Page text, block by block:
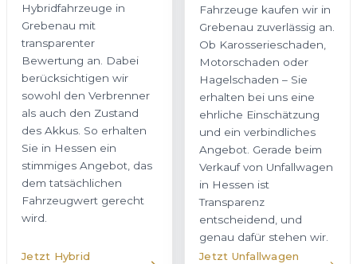
Hybridfahrzeuge in
Grebenau mit
transparenter
Bewertung an. Dabei
berücksichtigen wir
sowohl den Verbrenner
als auch den Zustand
des Akkus. So erhalten
Sie in Hessen ein
stimmiges Angebot, das
dem tatsächlichen
Fahrzeugwert gerecht
wird.
Jetzt Hybrid
Fahrzeuge kaufen wir in
Grebenau zuverlässig an.
Ob Karosserieschaden,
Motorschaden oder
Hagelschaden – Sie
erhalten bei uns eine
ehrliche Einschätzung
und ein verbindliches
Angebot. Gerade beim
Verkauf von Unfallwagen
in Hessen ist
Transparenz
entscheidend, und
genau dafür stehen wir.
Jetzt Unfallwagen